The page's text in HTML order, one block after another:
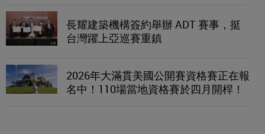
長耀建築機構簽約舉辦 ADT 賽事，挺
台灣躍上亞巡賽重鎮
2026年大滿貫美國公開賽資格賽正在報
名中！110場當地資格賽於四月開桿！